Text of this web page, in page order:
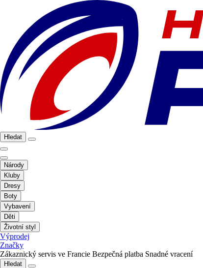
Hledat
Národy
Kluby
Dresy
Boty
Vybavení
Děti
Životní styl
Výprodej
Značky
Zákaznický servis ve Francie Bezpečná platba Snadné vracení
Hledat